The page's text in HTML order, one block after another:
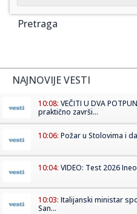
Pretraga
NAJNOVIJE VESTI
10:08: VEČITI U DVA
praktično završi...
10:06: Požar u Stolovima i
10:04: VIDEO: Test 2026
10:03: Italijanski ministar
San...